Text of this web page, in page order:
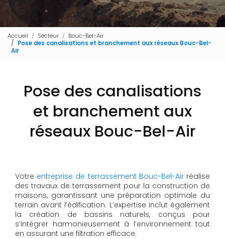
Accueil Secteur
Bouc-Bel-Air
Pose des canalisations et branchement aux réseaux Bouc-Bel-
Air
Pose des canalisations
et branchement aux
réseaux Bouc-Bel-Air
Votre entreprise de terrassement Bouc-Bel-Airréalise
des travaux de terrassement pour la construction de
maisons, garantissant une préparation optimale du
terrain avant l’édification. L’expertise inclut également
la création de bassins naturels, conçus pour
s’intégrer harmonieusement à l’environnement tout
en assurant une filtration efficace.